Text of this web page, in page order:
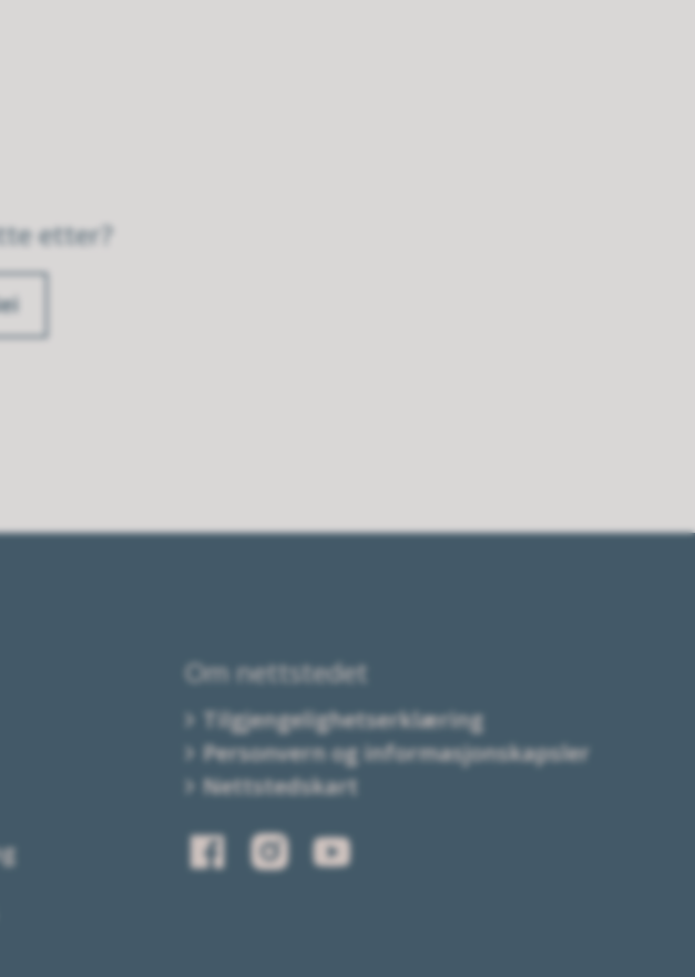
etter?
Om nettstedet
Tilgjengelighetserklæring
Personvern og informasjonskapsler
Nettstedskart